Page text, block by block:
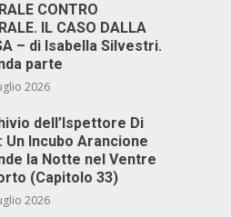
CONTRO
IL CASO DALLA
– di Isabella Silvestri.
parte
2026
dell’Ispettore Di
Un Incubo Arancione
la Notte nel Ventre
(Capitolo 33)
2026